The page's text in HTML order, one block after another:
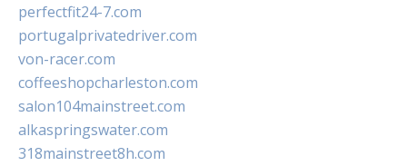
perfectfit24-7.com
portugalprivatedriver.com
von-racer.com
coffeeshopcharleston.com
salon104mainstreet.com
alkaspringswater.com
318mainstreet8h.com